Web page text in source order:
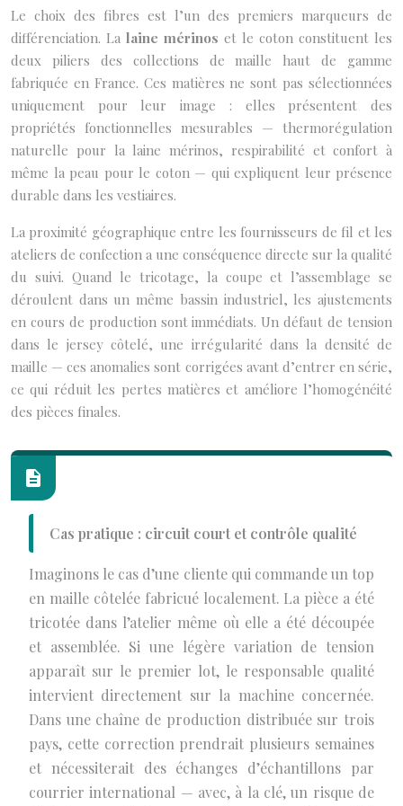
Le choix des fibres est l’un des premiers marqueurs de
différenciation. La laine mérinos et le coton constituent les
deux piliers des collections de maille haut de gamme
fabriquée en France. Ces matières ne sont pas sélectionnées
uniquement pour leur image : elles présentent des
propriétés fonctionnelles mesurables — thermorégulation
naturelle pour la laine mérinos, respirabilité et confort à
même la peau pour le coton — qui expliquent leur présence
durable dans les vestiaires.
La proximité géographique entre les fournisseurs de fil et les
ateliers de confection a une conséquence directe sur la qualité
du suivi. Quand le tricotage, la coupe et l’assemblage se
déroulent dans un même bassin industriel, les ajustements
en cours de production sont immédiats. Un défaut de tension
dans le jersey côtelé, une irrégularité dans la densité de
maille — ces anomalies sont corrigées avant d’entrer en série,
ce qui réduit les pertes matières et améliore l’homogénéité
des pièces finales.
Cas pratique : circuit court et contrôle qualité
Imaginons le cas d’une cliente qui commande un top
en maille côtelée fabricué localement. La pièce a été
tricotée dans l’atelier même où elle a été découpée
et assemblée. Si une légère variation de tension
apparaît sur le premier lot, le responsable qualité
intervient directement sur la machine concernée.
Dans une chaîne de production distribuée sur trois
pays, cette correction prendrait plusieurs semaines
et nécessiterait des échanges d’échantillons par
courrier international — avec, à la clé, un risque de